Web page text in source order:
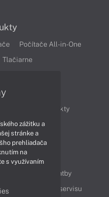
Počítače All-in-One
Tlačiarne
Produkty
Videá
doručenia a platby
služby Cenník servisu
zážitku a
stránke a
prehliadača
na
s využívaním